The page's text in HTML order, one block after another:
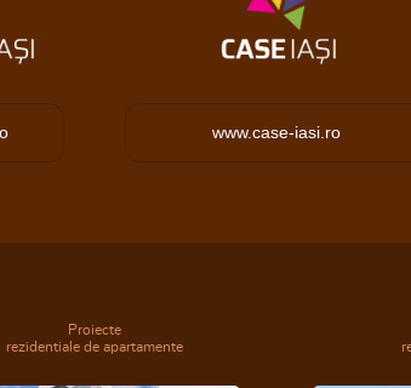
www.case-iasi.ro
Proiecte
rezidentiale de apartamente